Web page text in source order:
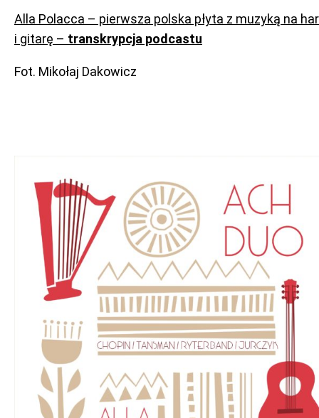
Alla Polacca – pierwsza polska płyta z muzyką na
i gitarę – transkrypcja podcastu
Fot. Mikołaj Dakowicz